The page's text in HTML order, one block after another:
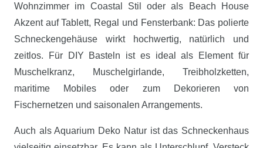
Wohnzimmer im Coastal Stil oder als Beach House
Akzent auf Tablett, Regal und Fensterbank: Das polierte
Schneckengehäuse wirkt hochwertig, natürlich und
zeitlos. Für DIY Basteln ist es ideal als Element für
Muschelkranz, Muschelgirlande, Treibholzketten,
maritime Mobiles oder zum Dekorieren von
Fischernetzen und saisonalen Arrangements.
Auch als Aquarium Deko Natur ist das Schneckenhaus